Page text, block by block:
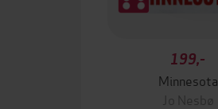
199,-
Minnesota
Jo Nesbø